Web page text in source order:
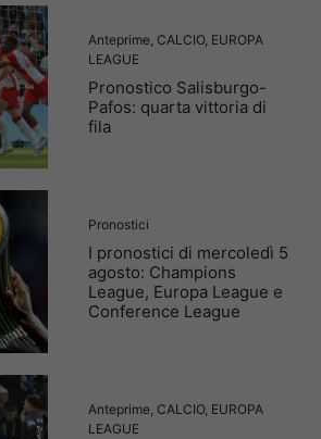
Anteprime, CALCIO, EUROPA
LEAGUE
Pronostico Salisburgo-
Pafos: quarta vittoria di
fila
Pronostici
I pronostici di mercoledì 5
agosto: Champions
League, Europa League e
Conference League
Anteprime, CALCIO, EUROPA
LEAGUE